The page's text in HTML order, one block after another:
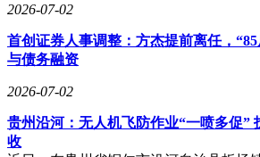
2026-07-02
首创证券人事调整：方杰提前离任，
与债务融资
2026-07-02
贵州沿河：无人机飞防作业“一喷多促”
收